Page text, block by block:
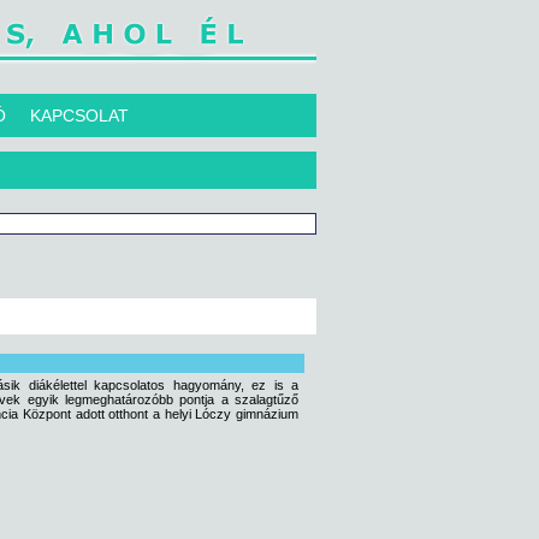
KAPCSOLAT
diákélettel kapcsolatos hagyomány, ez is a
egyik legmeghatározóbb pontja a szalagtűző
Központ adott otthont a helyi Lóczy gimnázium